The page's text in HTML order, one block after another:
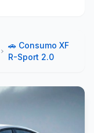
🚗 Consumo XF
R-Sport 2.0